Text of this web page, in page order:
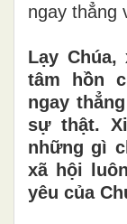
ngay thẳng
Lạy
tâm hồn
ngay
sự thật.
những gì
xã hội
yêu của